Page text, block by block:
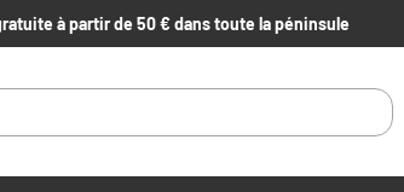
à partir de 50 € dans toute la péninsule